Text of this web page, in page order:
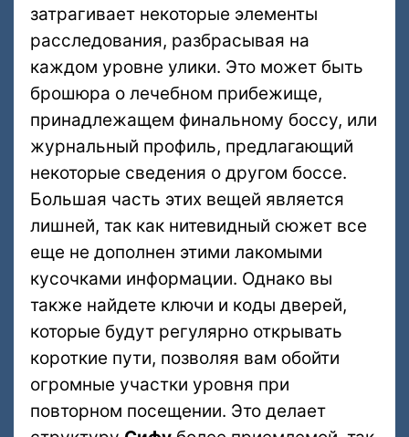
затрагивает некоторые элементы
расследования, разбрасывая на
каждом уровне улики. Это может быть
брошюра о лечебном прибежище,
принадлежащем финальному боссу, или
журнальный профиль, предлагающий
некоторые сведения о другом боссе.
Большая часть этих вещей является
лишней, так как нитевидный сюжет все
еще не дополнен этими лакомыми
кусочками информации. Однако вы
также найдете ключи и коды дверей,
которые будут регулярно открывать
короткие пути, позволяя вам обойти
огромные участки уровня при
повторном посещении. Это делает